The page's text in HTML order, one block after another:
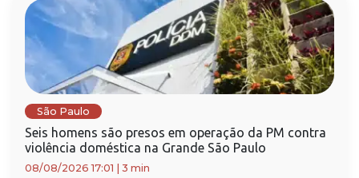
São Paulo
Seis homens são presos em operação da PM contra
violência doméstica na Grande São Paulo
08/08/2026 17:01 3 min